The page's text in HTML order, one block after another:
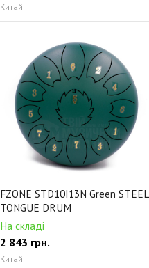
Китай
FZONE STD10I13N Green STEEL
TONGUE DRUM
На складі
2 843 грн.
Китай